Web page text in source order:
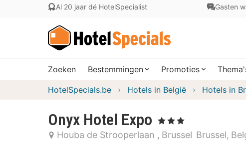
Al 20 jaar dé HotelSpecialist Gasten
Zoeken Bestemmingen Promoties
HotelSpecials.be Hotels in België Hotels in
Onyx Hotel Expo , 3 Sterren
Houba de Strooperlaan Brussel Brussel